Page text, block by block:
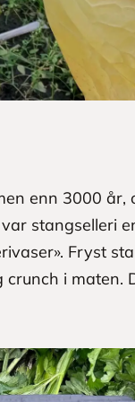
enn 3000 år,
stangselleri
Fryst
i maten.